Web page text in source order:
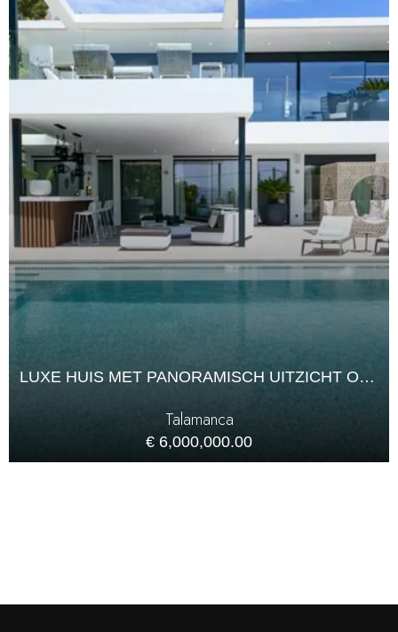
LUXE HUIS MET PANORAMISCH UITZICHT OP ZEE IN TALAMANCA
Talamanca
€ 6,000,000.00